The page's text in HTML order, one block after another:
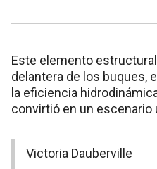
Este elemento
delantera de los buques,
la eficiencia
convirtió en un escenario
Victoria Dauberville